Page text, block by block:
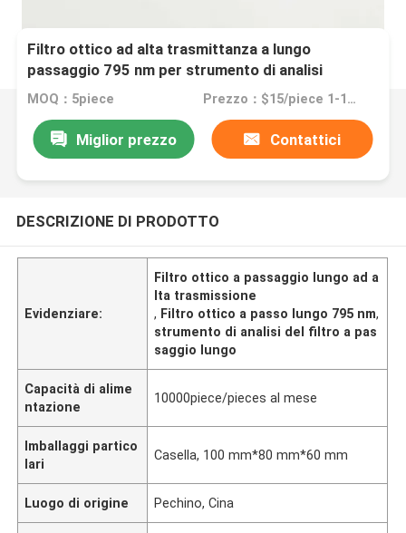
Filtro ottico ad alta trasmittanza a lungo
passaggio 795 nm per strumento di analisi
MOQ：5piece Prezzo：$15/piece 1-10pieces; $10/piece 11-50pieces; $5/piece >=51pieces
Miglior prezzo Contattici
DESCRIZIONE DI PRODOTTO
Evidenziare:
Filtro ottico a passaggio lungo ad a
lta trasmissione
, Filtro ottico a passo lungo 795 nm,
strumento di analisi del filtro a pas
saggio lungo
Capacità di alime
ntazione
10000piece/pieces al mese
Imballaggi partico
lari
Casella, 100 mm*80 mm*60 mm
Luogo di origine Pechino, Cina